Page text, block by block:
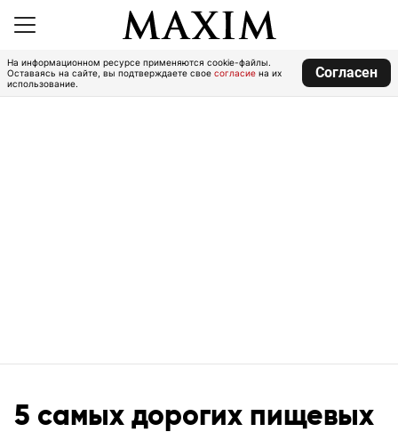
На информационном ресурсе применяются cookie-файлы.
Оставаясь на сайте, вы подтверждаете свое согласие на их
использование.
Согласен
5 самых дорогих пищевых